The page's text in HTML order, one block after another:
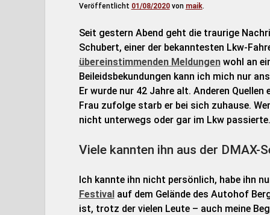
Veröffentlicht 01/08/2020von maik.
Seit gestern Abend geht die traurige
Schubert, einer der bekanntesten Lkw-
übereinstimmenden Meldungenwohl an
Beileidsbekundungen kann ich mich nur
Er wurde nur 42 Jahre alt. Anderen
Frau zufolge starb er bei sich zuhause.
nicht unterwegs oder gar im Lkw passierte.
Viele kannten ihn aus der DMAX-
Ich kannte ihn nicht persönlich, habe ihn
Festivalauf dem Gelände des Autohof
ist, trotz der vielen Leute – auch meine